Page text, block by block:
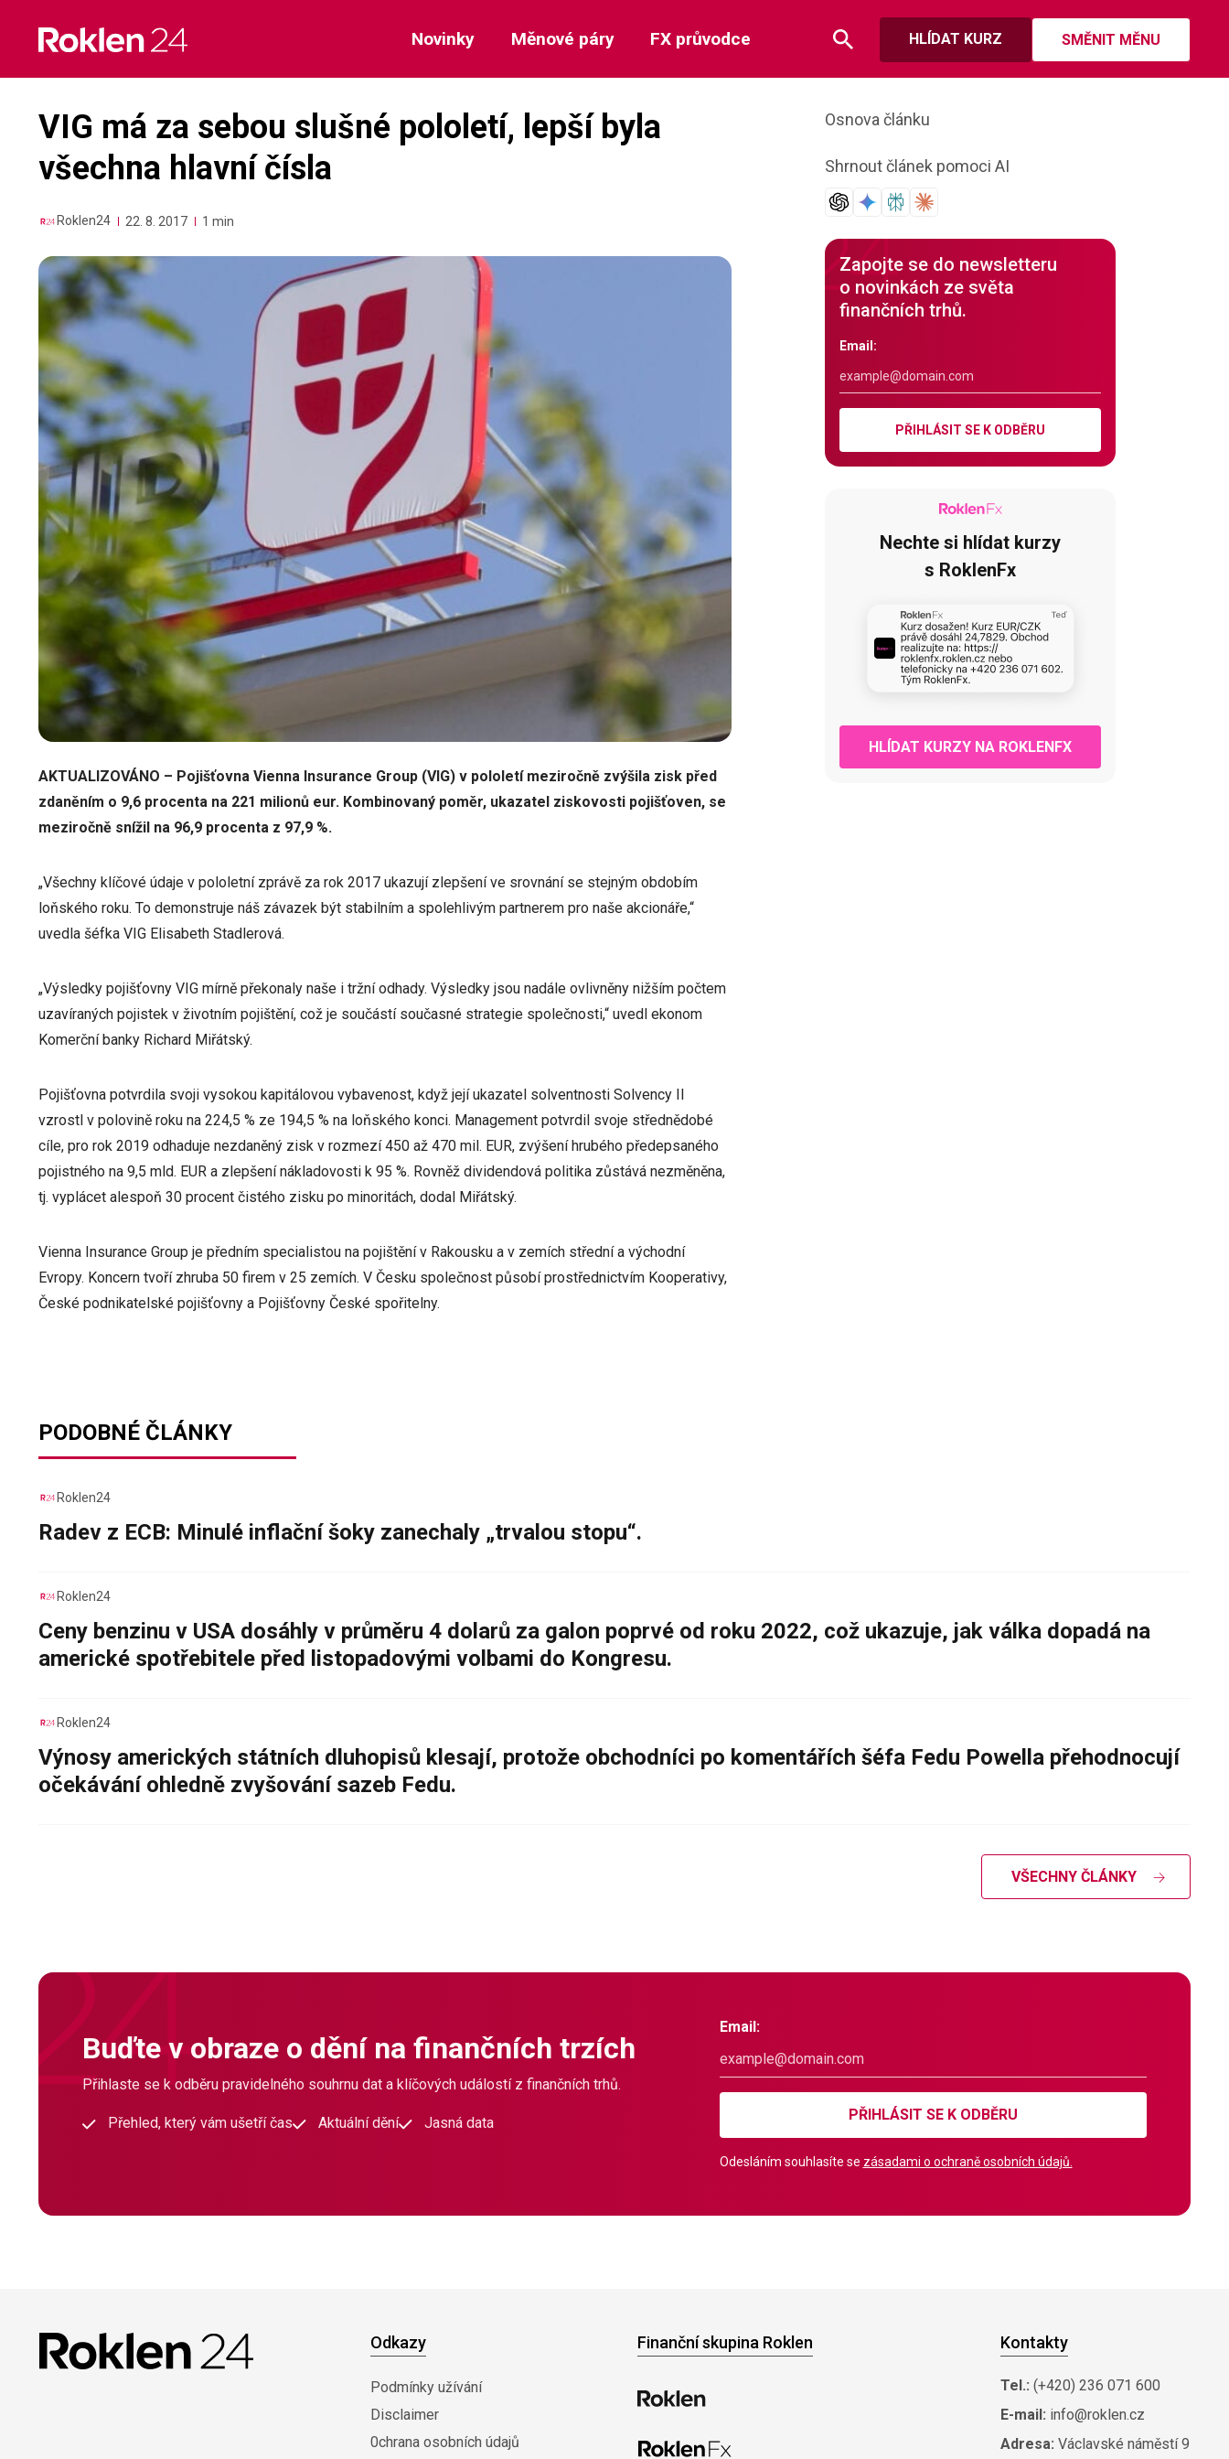
content
HLÍDAT KURZ SMĚNIT MĚNU
Novinky Měnové páry FX průvodce
VIG má za sebou slušné pololetí, lepší byla
všechna hlavní čísla
Roklen24 22. 8. 2017 1 min
AKTUALIZOVÁNO – Pojišťovna Vienna Insurance Group (VIG) v pololetí meziročně zvýšila zisk před
zdaněním o 9,6 procenta na 221 milionů eur. Kombinovaný poměr, ukazatel ziskovosti pojišťoven, se
meziročně snížil na 96,9 procenta z 97,9 %.
„Všechny klíčové údaje v pololetní zprávě za rok 2017 ukazují zlepšení ve srovnání se stejným obdobím
loňského roku. To demonstruje náš závazek být stabilním a spolehlivým partnerem pro naše akcionáře,“
uvedla šéfka VIG Elisabeth Stadlerová.
„Výsledky pojišťovny VIG mírně překonaly naše i tržní odhady. Výsledky jsou nadále ovlivněny nižším počtem
uzavíraných pojistek v životním pojištění, což je součástí současné strategie společnosti,“ uvedl ekonom
Komerční banky Richard Miřátský.
Pojišťovna potvrdila svoji vysokou kapitálovou vybavenost, když její ukazatel solventnosti Solvency II
vzrostl v polovině roku na 224,5 % ze 194,5 % na loňského konci. Management potvrdil svoje střednědobé
cíle, pro rok 2019 odhaduje nezdaněný zisk v rozmezí 450 až 470 mil. EUR, zvýšení hrubého předepsaného
pojistného na 9,5 mld. EUR a zlepšení nákladovosti k 95 %. Rovněž dividendová politika zůstává nezměněna,
tj. vyplácet alespoň 30 procent čistého zisku po minoritách, dodal Miřátský.
Vienna Insurance Group je předním specialistou na pojištění v Rakousku a v zemích střední a východní
Evropy. Koncern tvoří zhruba 50 firem v 25 zemích. V Česku společnost působí prostřednictvím Kooperativy,
České podnikatelské pojišťovny a Pojišťovny České spořitelny.
Osnova článku
Shrnout článek pomoci AI
Zapojte se do newsletteru
o novinkách ze světa
finančních trhů.
Email:
PŘIHLÁSIT SE K ODBĚRU
Nechte si hlídat kurzy
s RoklenFx
HLÍDAT KURZY NA ROKLENFX
PODOBNÉ ČLÁNKY
Roklen24
Radev z ECB: Minulé inflační šoky zanechaly „trvalou stopu“.
Roklen24
Ceny benzinu v USA dosáhly v průměru 4 dolarů za galon poprvé od roku 2022, což ukazuje, jak válka dopadá na
americké spotřebitele před listopadovými volbami do Kongresu.
Roklen24
Výnosy amerických státních dluhopisů klesají, protože obchodníci po komentářích šéfa Fedu Powella přehodnocují
očekávání ohledně zvyšování sazeb Fedu.
VŠECHNY ČLÁNKY
Buďte v obraze o dění na finančních trzích
Přihlaste se k odběru pravidelného souhrnu dat a klíčových událostí z finančních trhů.
Přehled, který vám ušetří čas Aktuální dění Jasná data
Email:
PŘIHLÁSIT SE K ODBĚRU
Odesláním souhlasíte se zásadami o ochraně osobních údajů.
Odkazy
Podmínky užívání
Disclaimer
0chrana osobních údajů
Finanční skupina Roklen Kontakty
Tel.: (+420) 236 071 600
E-mail: info@roklen.cz
Adresa: Václavské náměstí 9